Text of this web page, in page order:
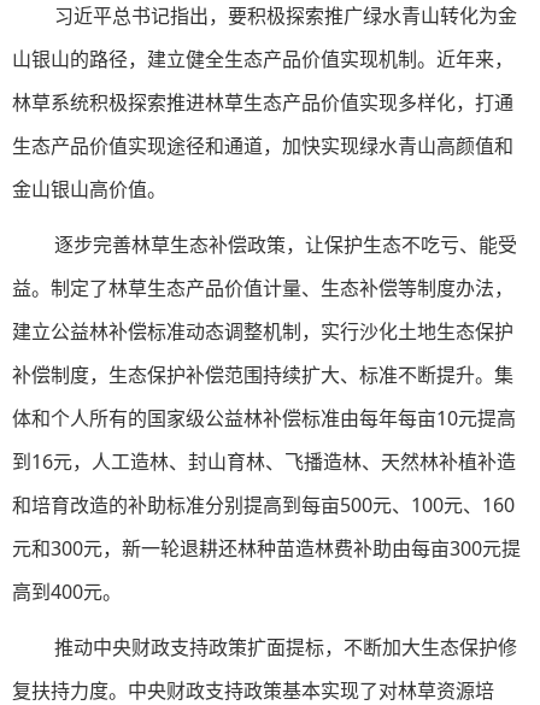
习近平总书记指出，要积极探索推广绿水青山转化为金
山银山的路径，建立健全生态产品价值实现机制。近年来，
林草系统积极探索推进林草生态产品价值实现多样化，打通
生态产品价值实现途径和通道，加快实现绿水青山高颜值和
金山银山高价值。
逐步完善林草生态补偿政策，让保护生态不吃亏、能受
益。制定了林草生态产品价值计量、生态补偿等制度办法，
建立公益林补偿标准动态调整机制，实行沙化土地生态保护
补偿制度，生态保护补偿范围持续扩大、标准不断提升。集
体和个人所有的国家级公益林补偿标准由每年每亩10元提高
到16元，人工造林、封山育林、飞播造林、天然林补植补造
和培育改造的补助标准分别提高到每亩500元、100元、160
元和300元，新一轮退耕还林种苗造林费补助由每亩300元提
高到400元。
推动中央财政支持政策扩面提标，不断加大生态保护修
复扶持力度。中央财政支持政策基本实现了对林草资源培